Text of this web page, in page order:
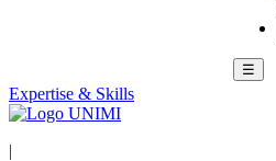
☰
Expertise & Skills
|